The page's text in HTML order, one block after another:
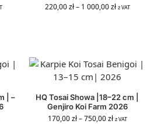
220,00zł – 1 000,00zł z VAT
| –
HQ Tosai Showa |18–22 cm |
Genjiro Koi Farm 2026
170,00zł – 750,00zł z VAT